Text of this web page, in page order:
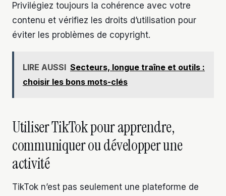
Privilégiez toujours la cohérence avec votre
contenu et vérifiez les droits d’utilisation pour
éviter les problèmes de copyright.
LIRE AUSSI Secteurs, longue traîne et outils :
choisir les bons mots-clés
Utiliser TikTok pour apprendre,
communiquer ou développer une
activité
TikTok n’est pas seulement une plateforme de